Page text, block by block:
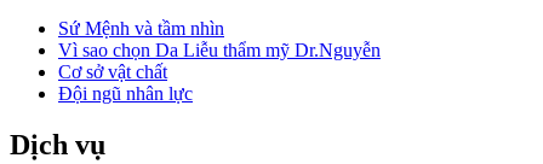
Sứ Mệnh và tầm nhìn
Vì sao chọn Da Liễu thẩm mỹ Dr.Nguyễn
Cơ sở vật chất
Đội ngũ nhân lực
Dịch vụ